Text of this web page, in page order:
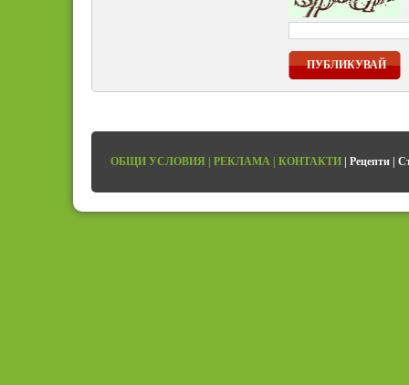
ПУБЛИКУВАЙ
ОБЩИ УСЛОВИЯ | РЕКЛАМА | КОНТАКТИ | Рецепти |